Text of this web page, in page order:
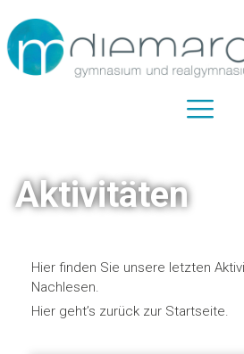
Aktivitäten
Hier finden Sie unsere letzten
Nachlesen.
Hier geht’s zurück zur Startseite.